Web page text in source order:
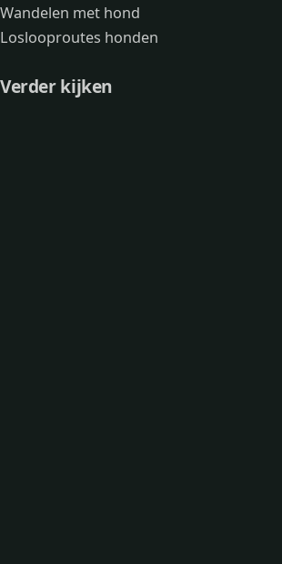
Wandelen met hond
Loslooproutes honden
Verder kijken